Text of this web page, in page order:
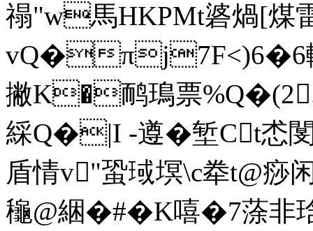
禢"w馬HKPMt碆煱[煤
vQ�πj7F<)6�6輹
撇K�鸸鳿票
綵Q�|I -遵�堑Ct怸
盾情v"蛩琙塓\c牶t@痧
龝@綑�#�K嘻�7蒤